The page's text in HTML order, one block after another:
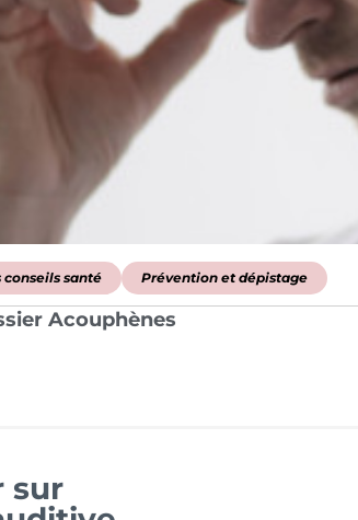
conseils santé Prévention et dépistage
Acouphènes
sur